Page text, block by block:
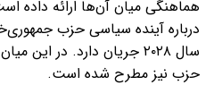
هماهنگی میان آن‌ها ارائه
درباره آینده سیاسی حزب
سال ۲۰۲۸ جریان دارد. در
حزب نیز مطرح شده است.